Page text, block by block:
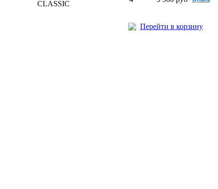
CLASSIC
Перейти в корзину